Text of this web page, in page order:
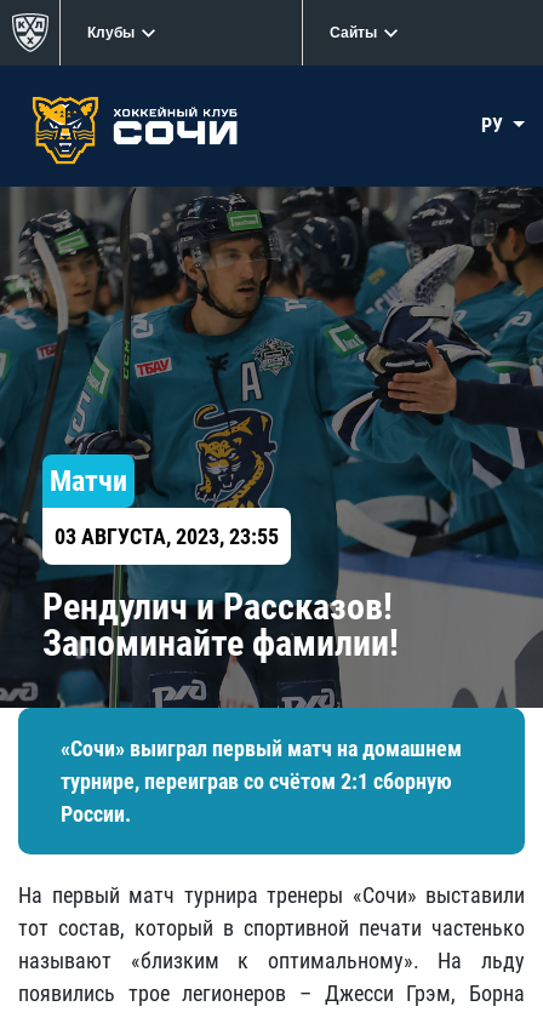
Клубы Сайты
РУ
Матчи
03 АВГУСТА, 2023, 23:55
Рендулич и Рассказов!
Запоминайте фамилии!
«Сочи» выиграл первый матч на домашнем
турнире, переиграв со счётом 2:1 сборную
России.
На первый матч турнира тренеры «Сочи» выставили
тот состав, который в спортивной печати частенько
называют «близким к оптимальному». На льду
появились трое легионеров – Джесси Грэм, Борна